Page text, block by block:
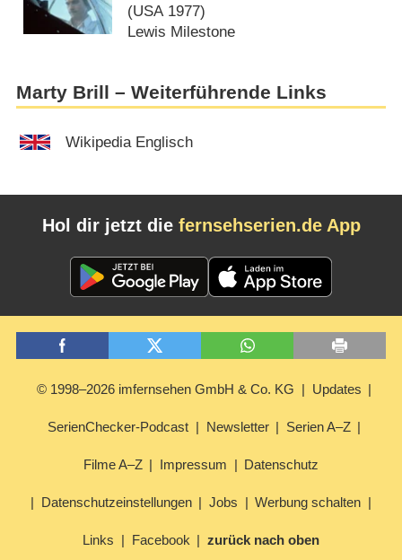
(USA 1977)
Lewis Milestone
Marty Brill – Weiterführende Links
Wikipedia Englisch
Hol dir jetzt die fernsehserien.de App
© 1998–2026 imfernsehen GmbH & Co. KG Updates
SerienChecker-Podcast Newsletter Serien A–Z
Filme A–Z Impressum Datenschutz
Datenschutzeinstellungen Jobs Werbung schalten
Links Facebook zurück nach oben